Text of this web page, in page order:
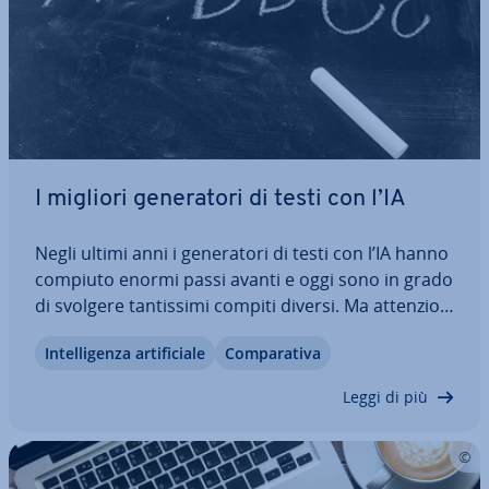
I migliori ge­ne­ra­to­ri di testi con l’IA
Negli ultimi anni i ge­ne­ra­to­ri di testi con l’IA hanno
compiuto enormi passi avanti e oggi sono in grado
di svolgere tan­tis­si­mi compiti diversi. Ma at­ten­zio­
testi sono ne­ces­sa­ria­men­te adatte alle tue
In­tel­li­gen­za ar­ti­fi­cia­le Com­pa­ra­ti­va
Leggi di più